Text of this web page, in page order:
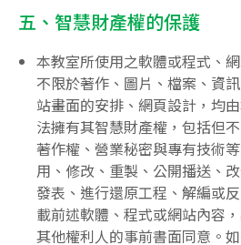
五、智慧財產權的保護
本教室所使用之軟體或程式、
不限於著作、圖片、檔案、資
站畫面的安排、網頁設計，均
法擁有其智慧財產權，包括但
著作權、營業秘密與專有技術
用、修改、重製、公開播送、
發表、進行還原工程、解編或
載前述軟體、程式或網站內容
其他權利人的事前書面同意。